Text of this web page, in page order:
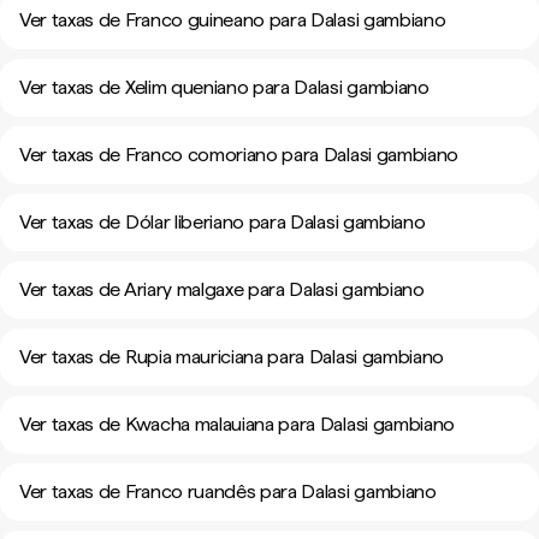
Ver taxas de Franco guineano para Dalasi gambiano
Ver taxas de Xelim queniano para Dalasi gambiano
Ver taxas de Franco comoriano para Dalasi gambiano
Ver taxas de Dólar liberiano para Dalasi gambiano
Ver taxas de Ariary malgaxe para Dalasi gambiano
Ver taxas de Rupia mauriciana para Dalasi gambiano
Ver taxas de Kwacha malauiana para Dalasi gambiano
Ver taxas de Franco ruandês para Dalasi gambiano